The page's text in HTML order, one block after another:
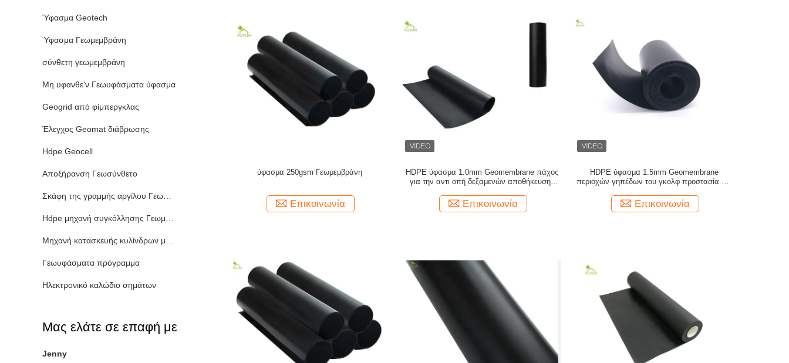
Ύφασμα Geotech
Ύφασμα Γεωμεμβράνη
σύνθετη γεωμεμβράνη
Μη υφανθε'ν Γεωυφάσματα ύφασμα
Geogrid από φίμπεργκλας
Έλεγχος Geomat διάβρωσης
Hdpe Geocell
Αποξήρανση Γεωσύνθετο
Σκάφη της γραμμής αργίλου Γεωσυνθετική
Hdpe μηχανή συγκόλλησης Γεωμεμβράνη
Μηχανή κατασκευής κυλίνδρων μεταφορέων
Γεωυφάσματα πρόγραμμα
Ηλεκτρονικό καλώδιο σημάτων
Μας ελάτε σε επαφή με
Jenny
ύφασμα 250gsm Γεωμεμβράνη
Επικοινωνία
HDPE ύφασμα 1.0mm Geomembrane πάχος
για την αντι οπή δεξαμενών αποθήκευσης
Επικοινωνία
HDPE ύφασμα 1.5mm Geomembrane
περιοχών γηπέδων του γκολφ προστασία του
Επικοινωνία